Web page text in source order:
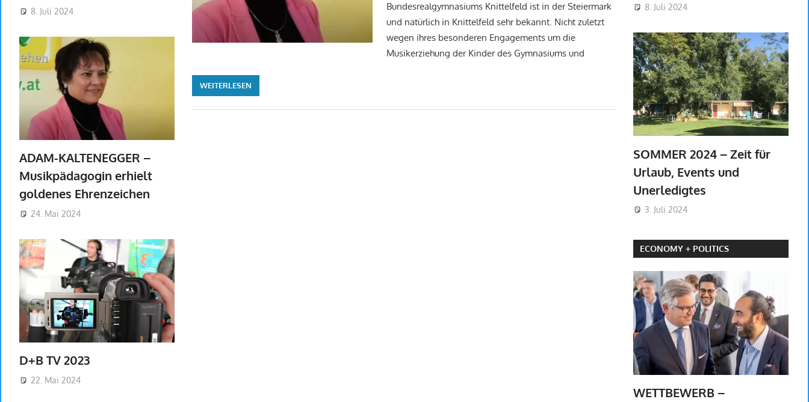
Bundesrealgymnasiums Knittelfeld ist in der Steiermark
und natürlich in Knittelfeld sehr bekannt. Nicht zuletzt
wegen ihres besonderen Engagements um die
Musikerziehung der Kinder des Gymnasiums und
WEITERLESEN
8. Juli 2024
ADAM-KALTENEGGER –
Musikpädagogin erhielt
goldenes Ehrenzeichen
24. Mai 2024
D+B TV 2023
22. Mai 2024
8. Juli 2024
SOMMER 2024 – Zeit für
Urlaub, Events und
Unerledigtes
3. Juli 2024
ECONOMY + POLITICS
WETTBEWERB –